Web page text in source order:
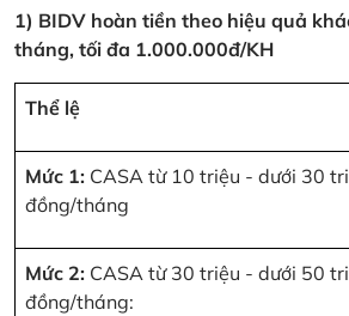
1) BIDV hoàn tiền theo hiệu quả
tháng, tối đa 1.000.000đ/KH
Thể lệ
Mức 1: CASA từ 10 triệu - dưới 30
đồng/tháng
Mức 2: CASA từ 30 triệu - dưới 50
đồng/tháng: